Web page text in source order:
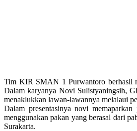
Tim KIR SMAN 1 Purwantoro berhasil
Dalam karyanya Novi Sulistyaningsih,
menaklukkan lawan-lawannya melalaui
Dalam presentasinya novi
menggunakan pakan yang berasal dari
Surakarta.